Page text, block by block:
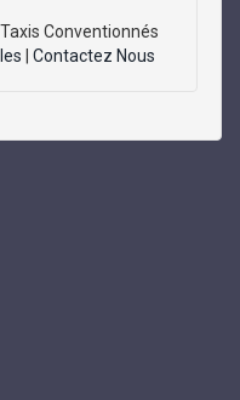
Conventionnés
Contactez Nous